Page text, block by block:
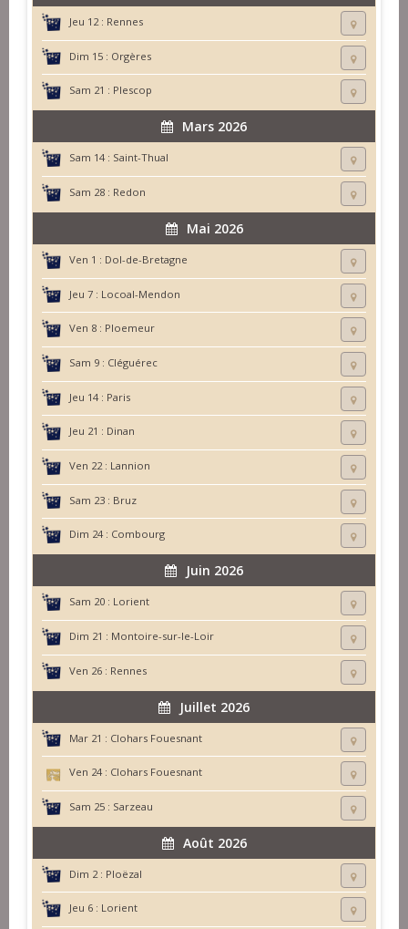
Jeu 12 : Rennes
Dim 15 : Orgères
Sam 21 : Plescop
Mars 2026
Sam 14 : Saint-Thual
Sam 28 : Redon
Mai 2026
Ven 1 : Dol-de-Bretagne
Jeu 7 : Locoal-Mendon
Ven 8 : Ploemeur
Sam 9 : Cléguérec
Jeu 14 : Paris
Jeu 21 : Dinan
Ven 22 : Lannion
Sam 23 : Bruz
Dim 24 : Combourg
Juin 2026
Sam 20 : Lorient
Dim 21 : Montoire-sur-le-Loir
Ven 26 : Rennes
Juillet 2026
Mar 21 : Clohars Fouesnant
Ven 24 : Clohars Fouesnant
Sam 25 : Sarzeau
Août 2026
Dim 2 : Ploëzal
Jeu 6 : Lorient